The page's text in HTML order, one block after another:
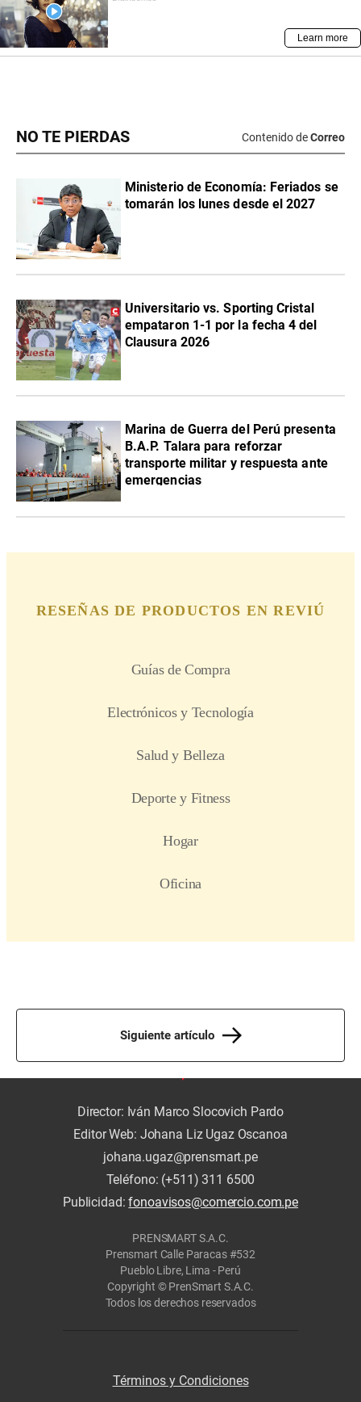
NO TE PIERDAS Contenido deCorreo
Ministerio de Economía: Feriados se
tomarán los lunes desde el 2027
Universitario vs. Sporting Cristal
empataron 1-1 por la fecha 4 del
Clausura 2026
Marina de Guerra del Perú presenta
B.A.P. Talara para reforzar
transporte militar y respuesta ante
emergencias
Siguiente artículo
Director: Iván Marco Slocovich Pardo
Editor Web: Johana Liz Ugaz Oscanoa
johana.ugaz@prensmart.pe
Teléfono: (+511) 311 6500
Publicidad:fonoavisos@comercio.com.pe
PRENSMART S.A.C.
Prensmart Calle Paracas #532
Pueblo Libre, Lima - Perú
Copyright © PrenSmart S.A.C.
Todos los derechos reservados
Términos y Condiciones